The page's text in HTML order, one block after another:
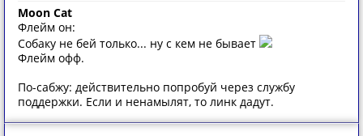
Moon Cat
Флейм он:
Собаку не бей только... ну с кем не бывает
Флейм офф.
По-сабжу: действительно попробуй через службу
поддержки. Если и ненамылят, то линк дадут.